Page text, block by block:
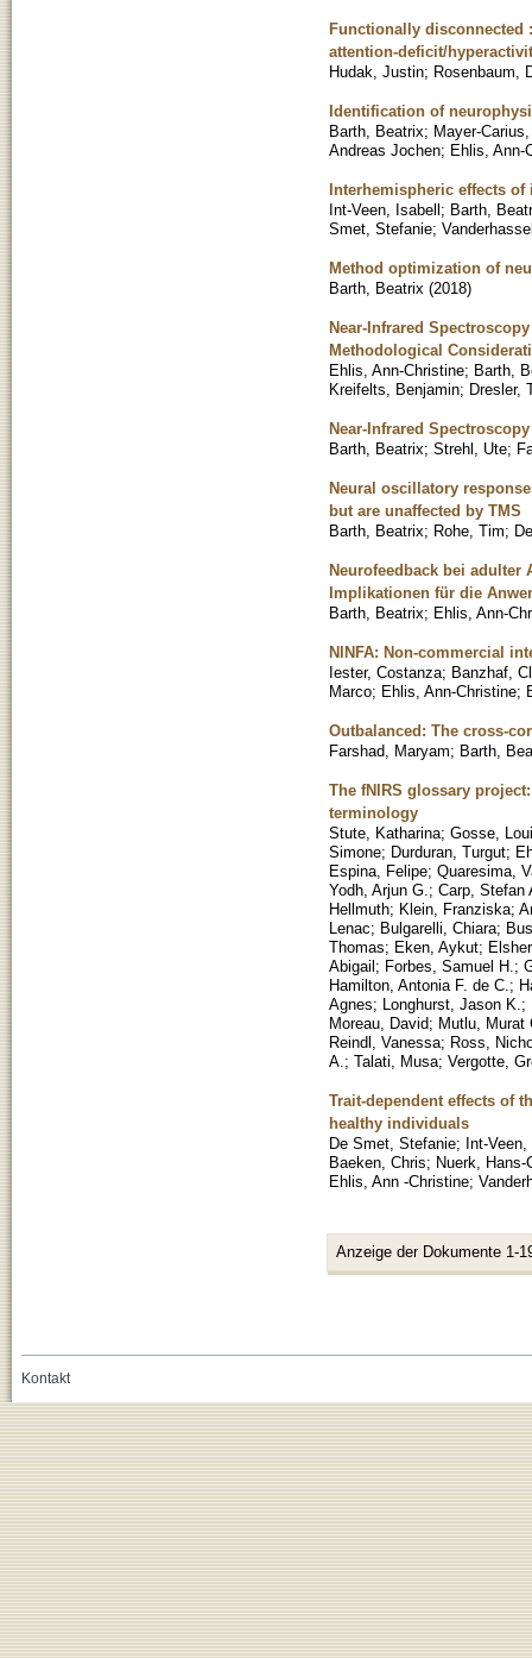
Functionally disconnected
attention-deficit/
Hudak, Justin; Rosenbaum,
Identification of
Barth, Beatrix; Mayer-
Andreas Jochen; Ehlis, Ann-
Interhemispheric effects
Int-Veen, Isabell; Barth,
Smet, Stefanie;
Method optimization of
Barth, Beatrix (2018)
Near-Infrared
Methodological
Ehlis, Ann-Christine; Barth,
Kreifelts, Benjamin; Dresler,
Near-Infrared
Barth, Beatrix; Strehl, Ute;
Neural oscillatory
but are unaffected by TMS
Barth, Beatrix; Rohe, Tim;
Neurofeedback bei adulter
Implikationen für die
Barth, Beatrix; Ehlis, Ann-
NINFA: Non-commercial
Iester, Costanza; Banzhaf,
Marco; Ehlis, Ann-Christine;
Outbalanced: The cross-
Farshad, Maryam; Barth,
The fNIRS glossary
terminology
Stute, Katharina; Gosse,
Simone; Durduran, Turgut;
Espina, Felipe; Quaresima,
Yodh, Arjun G. ; Carp, Stefan
Hellmuth; Klein, Franziska;
Lenac; Bulgarelli, Chiara;
Thomas; Eken, Aykut;
Abigail; Forbes, Samuel H. ;
Hamilton, Antonia F. de C. ;
Agnes; Longhurst, Jason K. ;
Moreau, David; Mutlu, Murat
Reindl, Vanessa; Ross,
A. ; Talati, Musa; Vergotte,
Trait-dependent effects of
healthy individuals
De Smet, Stefanie; Int-
Baeken, Chris; Nuerk, Hans-
Ehlis, Ann -Christine;
Anzeige der Dokumente 1-
Kontakt